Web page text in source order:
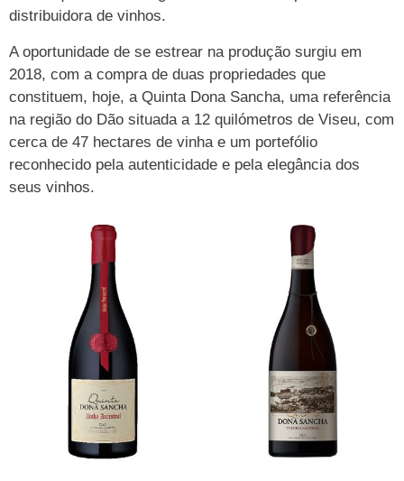
distribuidora de vinhos.
A oportunidade de se estrear na produção surgiu em
2018, com a compra de duas propriedades que
constituem, hoje, a Quinta Dona Sancha, uma referência
na região do Dão situada a 12 quilómetros de Viseu, com
cerca de 47 hectares de vinha e um portefólio
reconhecido pela autenticidade e pela elegância dos
seus vinhos.